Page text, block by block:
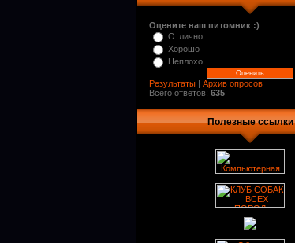
Оцените наш питомник :)
Отлично
Хорошо
Неплохо
Результаты | Архив опросов
Всего ответов: 635
Полезные ссылки